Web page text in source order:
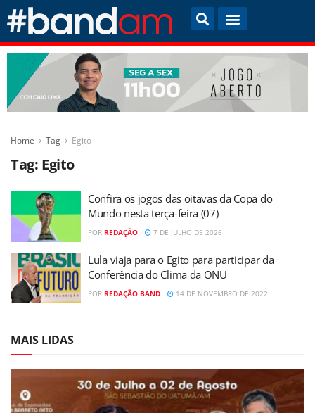
Home Tag Egito
Tag: Egito
Confira os jogos das oitavas da Copa do
Mundo nesta terça-feira (07)
POR REDAÇÃO 7 DE JULHO DE 2026
Lula viaja para o Egito para participar da
Conferência do Clima da ONU
POR REDAÇÃO BAND 14 DE NOVEMBRO DE 2022
MAIS LIDAS